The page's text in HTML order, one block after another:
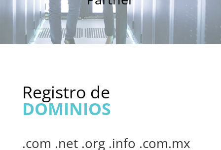
Registro de
DOMINIOS
.com .net .org .info .com.mx